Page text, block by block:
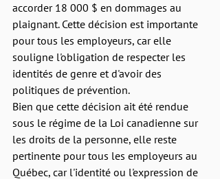
accorder 18 000 $ en dommages au
plaignant. Cette décision est importante
pour tous les employeurs, car elle
souligne l'obligation de respecter les
identités de genre et d'avoir des
politiques de prévention.
Bien que cette décision ait été rendue
sous le régime de la Loi canadienne sur
les droits de la personne, elle reste
pertinente pour tous les employeurs au
Québec, car l'identité ou l'expression de